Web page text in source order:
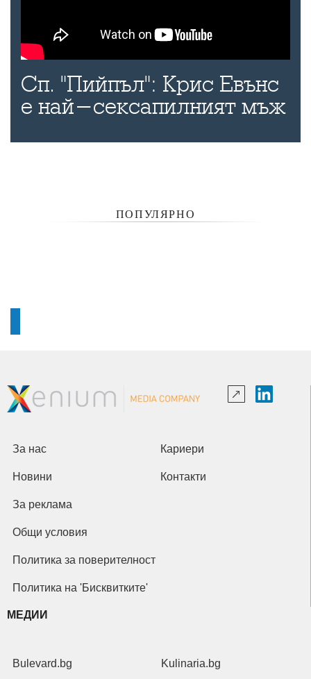
Сп. "Пийпъл": Крис Евънс
е най-сексапилният мъж
ПОПУЛЯРНО
За нас Кариери
Новини Контакти
За реклама
Общи условия
Политика за поверителност
Политика на 'Бисквитките'
МЕДИИ
Bulevard.bg Kulinaria.bg